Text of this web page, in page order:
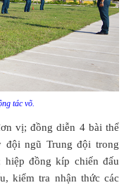
tác võ.
vị; đồng diễn 4 bài thể
đội ngũ Trung đội trong
đồng kíp chiến đấu
kiểm tra nhận thức các